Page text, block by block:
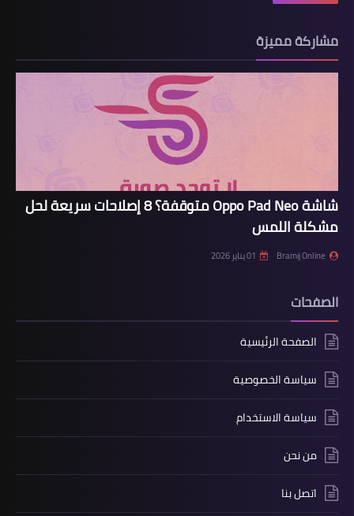
مشاركة مميزة
شاشة Oppo Pad Neo متوقفة؟ 8 إصلاحات سريعة لحل
مشكلة اللمس
Bramij Online 01 يناير 2026
الصفحات
الصفحة الرئيسية
سياسة الخصوصية
سياسة الاستخدام
من نحن
اتصل بنا